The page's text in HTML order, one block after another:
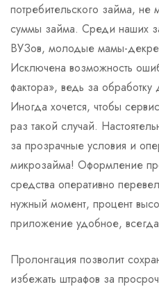
потребительского займа, не
суммы займа. Среди наших
ВУЗов, молодые мамы-
Исключена возможность
фактора», ведь за обработку
Иногда хочется, чтобы
раз такой случай.
за прозрачные условия и
микрозайма! Оформление
средства оперативно
нужный момент, процент
приложение удобное,
Пролонгация позволит
избежать штрафов за